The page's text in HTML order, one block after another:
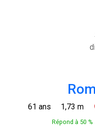
61 ans 1,73 m
Répond à 50 %